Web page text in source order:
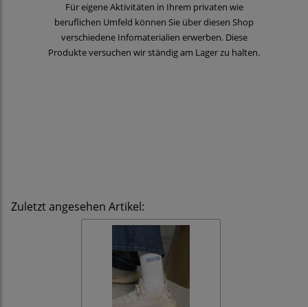
Für eigene Aktivitäten in Ihrem privaten wie
beruflichen Umfeld können Sie über diesen Shop
verschiedene Infomaterialien erwerben. Diese
Produkte versuchen wir ständig am Lager zu halten.
Zuletzt angesehen Artikel: